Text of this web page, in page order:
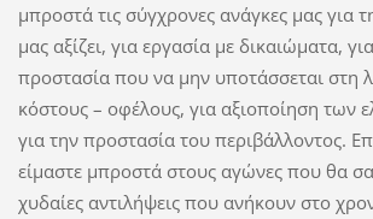
μπροστά τις σύγχρονες ανάγκες μας για
μας αξίζει, για εργασία με δικαιώματα,
προστασία που να μην υποτάσσεται στη
κόστους – οφέλους, για αξιοποίηση των
για την προστασία του περιβάλλοντος.
είμαστε μπροστά στους αγώνες που θα
χυδαίες αντιλήψεις που ανήκουν στο